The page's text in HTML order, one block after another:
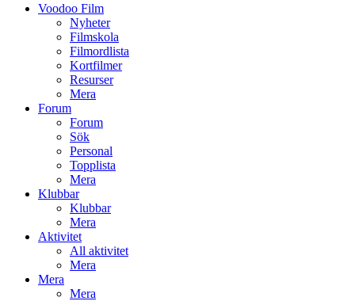
Voodoo Film
Nyheter
Filmskola
Filmordlista
Kortfilmer
Resurser
Mera
Forum
Forum
Sök
Personal
Topplista
Mera
Klubbar
Klubbar
Mera
Aktivitet
All aktivitet
Mera
Mera
Mera